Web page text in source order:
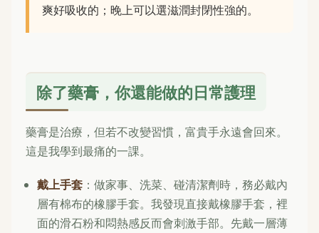
爽好吸收的；晚上可以選滋潤封閉性強的。
除了藥膏，你還能做的日常護理
藥膏是治療，但若不改變習慣，富貴手永遠會回來。
這是我學到最痛的一課。
戴上手套 ：做家事、洗菜、碰清潔劑時，務必戴內
層有棉布的橡膠手套。我發現直接戴橡膠手套，裡
面的滑石粉和悶熱感反而會刺激手部。先戴一層薄